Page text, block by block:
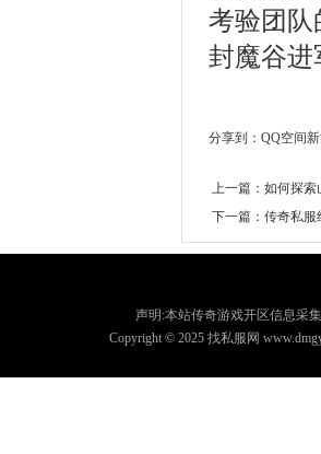
考验团队
封魔谷进
分享到： QQ空间
上一篇： 如何探索
下一篇： 传奇私服
声明:本站传奇游戏开区信息采
Copyright © 2025 找私服网